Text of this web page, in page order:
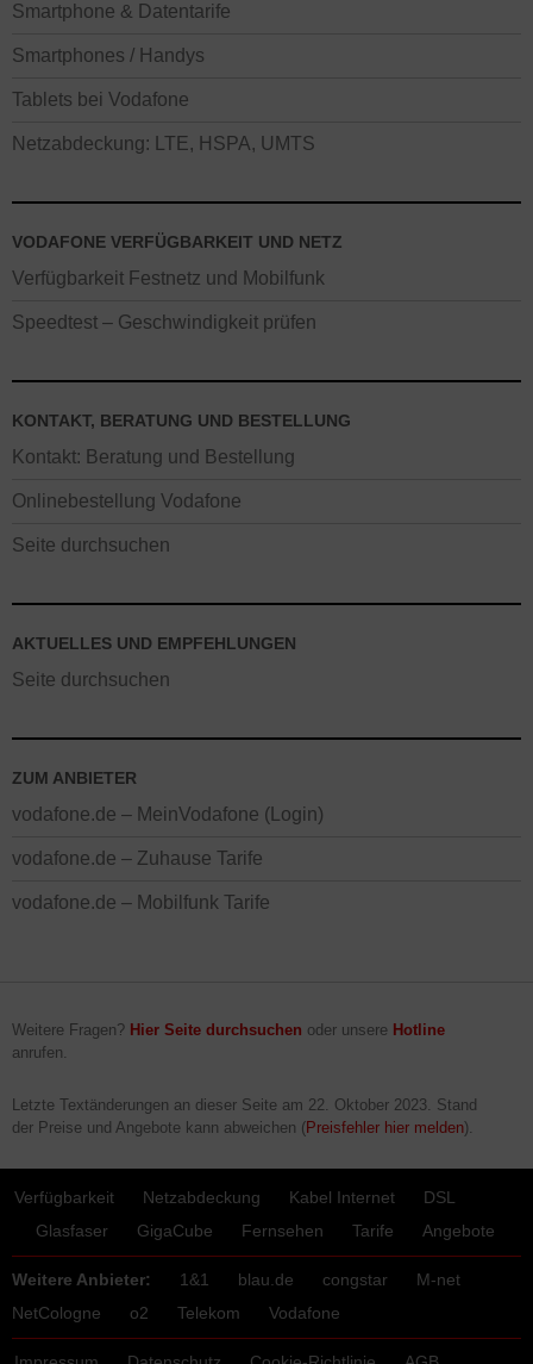
Smartphone & Datentarife
Smartphones / Handys
Tablets bei Vodafone
Netzabdeckung: LTE, HSPA, UMTS
VODAFONE VERFÜGBARKEIT UND NETZ
Verfügbarkeit Festnetz und Mobilfunk
Speedtest – Geschwindigkeit prüfen
KONTAKT, BERATUNG UND BESTELLUNG
Kontakt: Beratung und Bestellung
Onlinebestellung Vodafone
Seite durchsuchen
AKTUELLES UND EMPFEHLUNGEN
Seite durchsuchen
ZUM ANBIETER
vodafone.de – MeinVodafone (Login)
vodafone.de – Zuhause Tarife
vodafone.de – Mobilfunk Tarife
Weitere Fragen? Hier Seite durchsuchen oder unsere Hotline
anrufen.
Letzte Textänderungen an dieser Seite am 22. Oktober 2023. Stand
der Preise und Angebote kann abweichen (Preisfehler hier melden).
Verfügbarkeit Netzabdeckung Kabel Internet
DSL
Glasfaser
GigaCube Fernsehen Tarife Angebote
Weitere Anbieter: 1&1 blau.de congstar
M-net
NetCologne
o2 Telekom Vodafone